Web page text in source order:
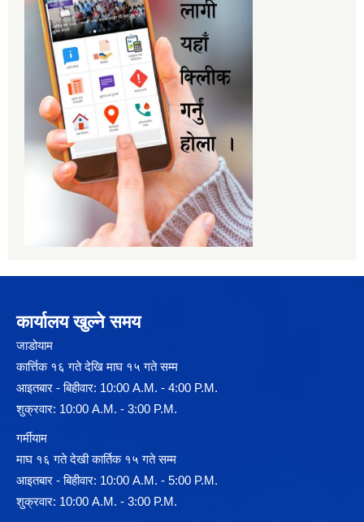
कार्यालय खुल्ने समय
जाडोयाम
कार्त्तिक १६ गते देखि माघ १५ गते सम्म
आइतबार - बिहीवार: 10:00 A.M. - 4:00 P.M.
शुक्रवार: 10:00 A.M. - 3:00 P.M.
गर्मीयाम
माघ १६ गते देखी कार्तिक १५ गते सम्म
आइतबार - बिहीवार: 10:00 A.M. - 5:00 P.M.
शुक्रवार: 10:00 A.M. - 3:00 P.M.